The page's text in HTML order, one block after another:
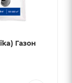
Газон